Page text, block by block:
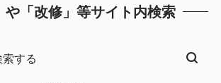
や「改修」等サイト内検索